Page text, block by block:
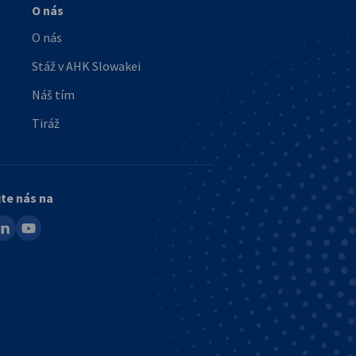
O nás
O nás
Stáž v AHK Slowakei
Náš tím
Tiráž
nás na
youtube